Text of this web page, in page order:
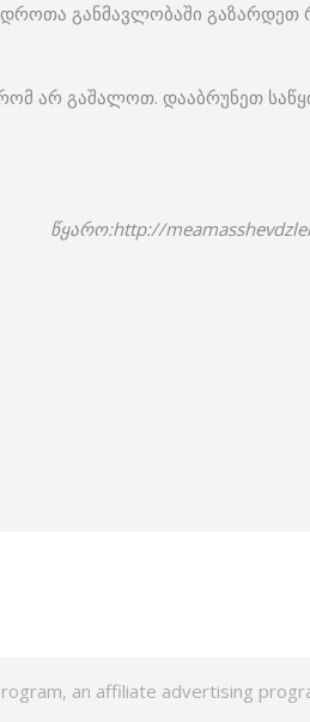
დროთა განმავლობაში გაზარდეთ
არ გაშალოთ. დააბრუნეთ
წყარო:http://
an affiliate advertising